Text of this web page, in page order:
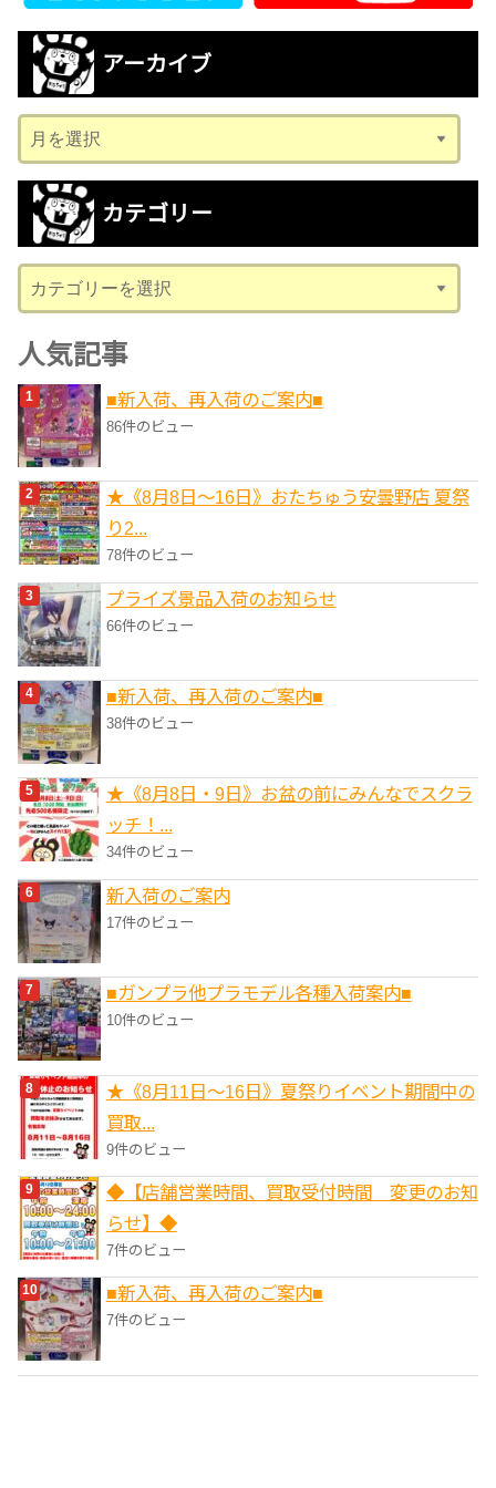
アーカイブ
ー
カ
ブ
カテゴリー
テ
ゴ
リ
ー
人気記事
■新入荷、再入荷のご案内■
86件のビュー
★《8月8日～16日》おたちゅう安曇野店 夏祭
り2...
78件のビュー
プライズ景品入荷のお知らせ
66件のビュー
■新入荷、再入荷のご案内■
38件のビュー
★《8月8日・9日》お盆の前にみんなでスクラ
ッチ！...
34件のビュー
新入荷のご案内
17件のビュー
■ガンプラ他プラモデル各種入荷案内■
10件のビュー
★《8月11日～16日》夏祭りイベント期間中の
買取...
9件のビュー
◆【店舗営業時間、買取受付時間 変更のお知
らせ】◆
7件のビュー
■新入荷、再入荷のご案内■
7件のビュー